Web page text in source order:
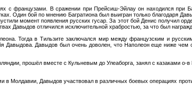
с французами. В сражении при Прейсиш-Эйлау он находился при
Один бой по мнению Багратиона был выигран только благодаря
момент появления русских гусар. За этот бой Денис получил
Давыдов отличился исключительной храбростью, за что был
Тогда в Тильзите заключался мир между французским и
Давыдова. Давыдов был очень доволен, что Наполеон еще ниже чем
прошёл вместе с Кульневым до Улеаборга, занял с казаками о-в
в Молдавии, Давыдов участвовал в различных боевых операциях